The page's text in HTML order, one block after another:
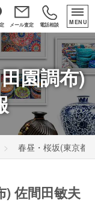
メール査定 電話相談 MENU
園調布)
春昼・桜坂(東京都
) 佐間田敏夫